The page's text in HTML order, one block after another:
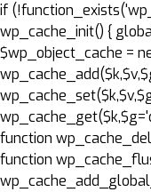
if
wp_cache_init() {
$wp_object_cache =
function
function